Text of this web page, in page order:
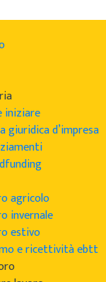
iniziare
giuridica d’impresa
agricolo
invernale
estivo
e ricettività ebtt